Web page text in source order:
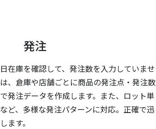
発注
在庫を確認して、発注数を入力していませ
、倉庫や店舗ごとに商品の発注点・発注数
発注データを作成します。また、ロット単
ど、多様な発注パターンに対応。正確で迅
ます。